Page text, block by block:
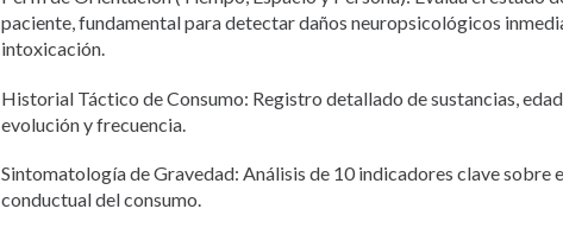
paciente, fundamental para detectar daños neuropsicológicos
intoxicación.
Historial Táctico de Consumo: Registro detallado de sustancias,
evolución y frecuencia.
Sintomatología de Gravedad: Análisis de 10 indicadores clave sobre
conductual del consumo.